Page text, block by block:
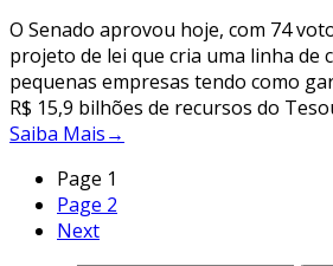
O Senado aprovou hoje, com 74
projeto de lei que cria uma linha de
pequenas empresas tendo como
R$ 15,9 bilhões de recursos do
Saiba Mais→
Page 1
Page 2
Next